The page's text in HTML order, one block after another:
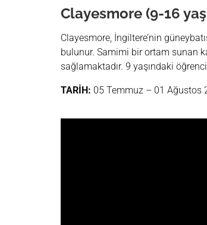
Clayesmore (9-16
Clayesmore, İngiltere’nin
bulunur. Samimi bir ortam sunan
sağlamaktadır. 9 yaşındaki
TARİH: 05 Temmuz – 01 Ağustos